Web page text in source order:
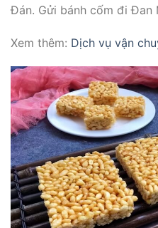
Đán. Gửi bánh cốm đi Đan
Xem thêm: Dịch vụ vận